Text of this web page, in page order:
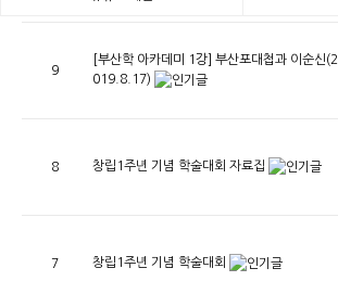
9
[부산학 아카데미 1강] 부산포대첩과 이순신(2
019.8.17)
8 창립1주년 기념 학술대회 자료집
7 창립1주년 기념 학술대회